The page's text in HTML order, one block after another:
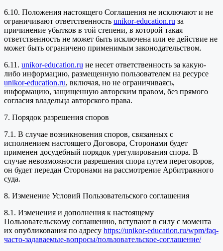
6.10. Положения настоящего Соглашения не исключают и не
ограничивают ответственность unikor-education.ru за
причинение убытков в той степени, в которой такая
ответственность не может быть исключена или ее действие не
может быть ограничено применимым законодательством.
6.11. unikor-education.ru не несет ответственность за какую-
либо информацию, размещенную пользователем на ресурсе
unikor-education.ru, включая, но не ограничиваясь,
информацию, защищенную авторским правом, без прямого
согласия владельца авторского права.
7. Порядок разрешения споров
7.1. В случае возникновения споров, связанных с
исполнением настоящего Договора, Сторонами будет
применен досудебный порядок урегулирования спора. В
случае невозможности разрешения спора путем переговоров,
он будет передан Сторонами на рассмотрение Арбитражного
суда.
8. Изменение Условий Пользовательского соглашения
8.1. Изменения и дополнения к настоящему
Пользовательскому соглашению, вступают в силу с момента
их опубликования по адресу https://unikor-education.ru/wpm/faq-
часто-задаваемые-вопросы/пользовательское-соглашение/